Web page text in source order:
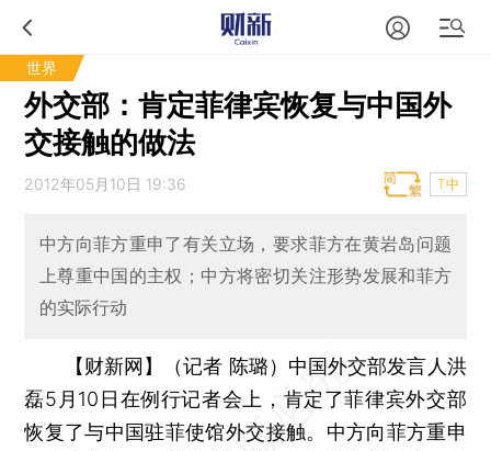
世界
外交部：肯定菲律宾恢复与中国外
交接触的做法
2012年05月10日 19:36 T中
中方向菲方重申了有关立场，要求菲方在黄岩岛问题
上尊重中国的主权；中方将密切关注形势发展和菲方
的实际行动
【财新网】（记者 陈璐） 中国外交部发言人洪
磊5月10日在例行记者会上，肯定了菲律宾外交部
恢复了与中国驻菲使馆外交接触。中方向菲方重申